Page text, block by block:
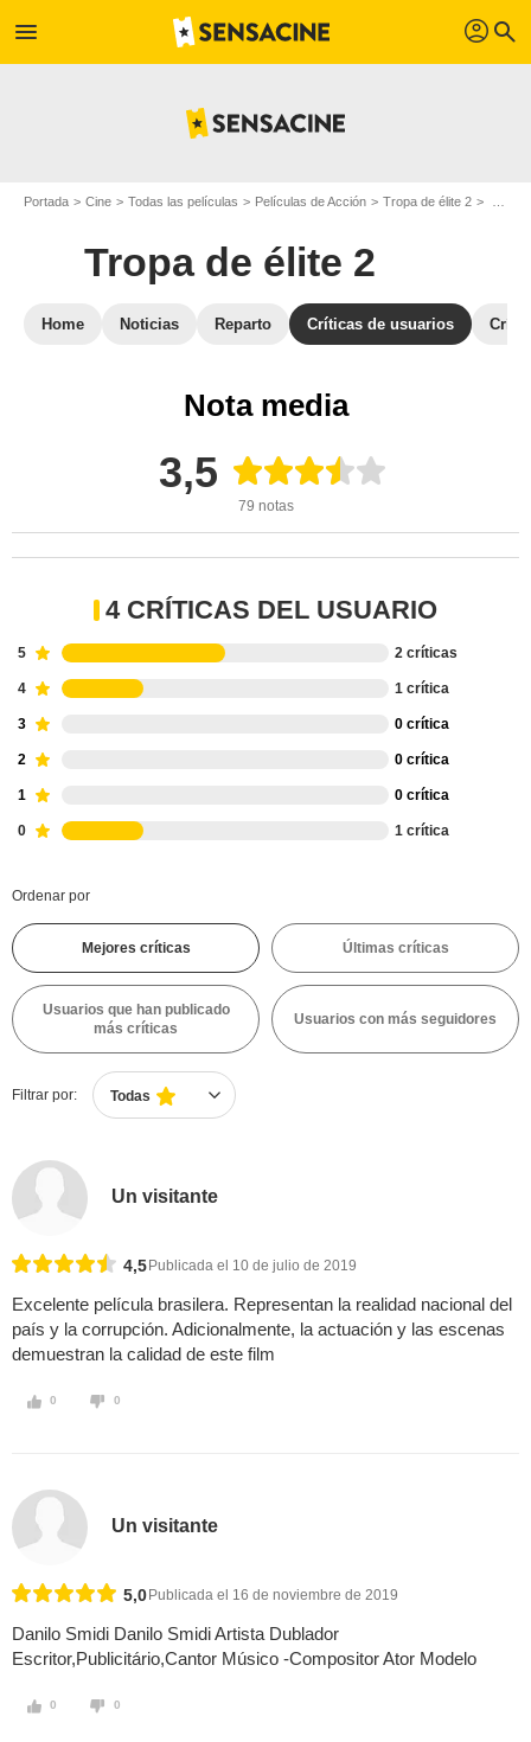
menu profil search
Portada Cine Todas las películas Películas de Acción Tropa de élite 2
Tropa de élite 2
Home Noticias Reparto Críticas de usuarios
Nota media
3,5
79 notas
4 CRÍTICAS DEL USUARIO
5 2 críticas
4 1 crítica
3 0 crítica
2 0 crítica
1 0 crítica
0 1 crítica
Ordenar por
Mejores críticas Últimas críticas
Usuarios que han publicado
más críticas
Usuarios con más seguidores
Filtrar por: Todas
Un visitante
4,5 Publicada el 10 de julio de 2019
Excelente película brasilera. Representan la realidad nacional del
país y la corrupción. Adicionalmente, la actuación y las escenas
demuestran la calidad de este film
0 0
Un visitante
5,0 Publicada el 16 de noviembre de 2019
Danilo Smidi Danilo Smidi Artista Dublador
Escritor,Publicitário,Cantor Músico -Compositor Ator Modelo
0 0